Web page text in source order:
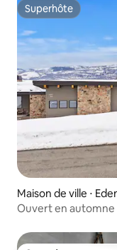
Superhôte
Superhôte
Maison de ville ⋅
Ouvert en